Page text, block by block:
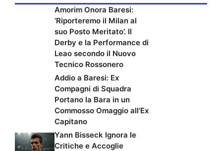
Amorim Onora Baresi:
‘Riporteremo il Milan al
suo Posto Meritato’. Il
Derby e la Performance di
Leao secondo il Nuovo
Tecnico Rossonero
Addio a Baresi: Ex
Compagni di Squadra
Portano la Bara in un
Commosso Omaggio all’Ex
Capitano
Yann Bisseck Ignora le
Critiche e Accoglie